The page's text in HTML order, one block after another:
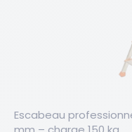
Escabeau